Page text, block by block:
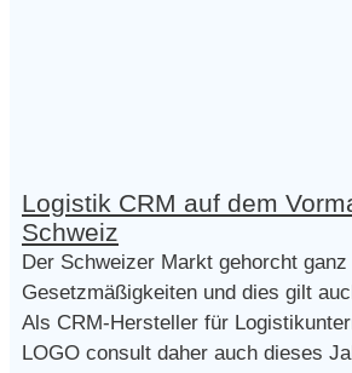
Logistik CRM auf dem
Schweiz
Der Schweizer Markt gehorcht ganz
Gesetzmäßigkeiten und dies gilt
Als CRM-Hersteller für
LOGO consult daher auch dieses